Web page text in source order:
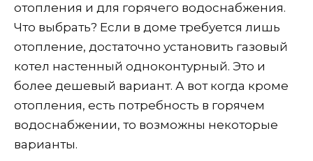
отопления и для горячего водоснабжения.
Что выбрать? Если в доме требуется лишь
отопление, достаточно установить газовый
котел настенный одноконтурный. Это и
более дешевый вариант. А вот когда кроме
отопления, есть потребность в горячем
водоснабжении, то возможны некоторые
варианты.